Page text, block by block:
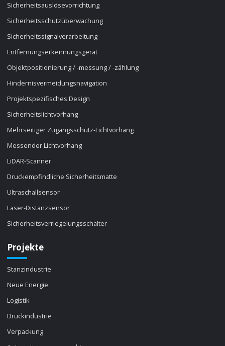
Sicherheitsauslösevorrichtung
Sicherheitsschutzüberwachung
Sicherheitssignalverarbeitung
Entfernungserkennungsgerät
Objektpositionierung / -messung / -zählung
Hindernisvermeidungsnavigation
Projektspezifisches Design
Sicherheitslichtvorhang
Mehrseitiger Zugangsschutz-Lichtvorhang
Messender Lichtvorhang
LiDAR-Scanner
Druckempfindliche Sicherheitsmatte
Ultraschallsensor
Laser-Distanzsensor
Sicherheitsverriegelungsschalter
Projekte
Stanzindustrie
Neue Energie
Logistik
Druckindustrie
Verpackung